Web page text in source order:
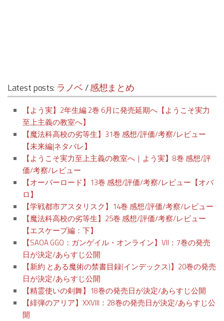
Latest posts: ラノベ/感想まとめ
【よう実】2年生編 2巻 6月に発売延期へ【ようこそ実力
至上主義の教室へ】
【魔法科高校の劣等生】31巻 感想/評価/考察/レビュー
【未来編|ネタバレ】
【ようこそ実力至上主義の教室へ｜よう実】8巻 感想/評
価/考察/レビュー
【オーバーロード】13巻 感想/評価/考察/レビュー【オバ
ロ】
【学戦都市アスタリスク】14巻 感想/評価/考察/レビュー
【魔法科高校の劣等生】25巻 感想/評価/考察/レビュー
【エスケープ編：下】
【SAOA GGO：ガンゲイル・オンライン】VII：7巻の発売
日が決定/あらすじ公開
【新約 とある魔術の禁書目録(インデックス)】20巻の発売
日が決定/あらすじ公開
【精霊使いの剣舞】18巻の発売日が決定/あらすじ公開
【緋弾のアリア】XXVIII：28巻の発売日が決定/あらすじ公
開